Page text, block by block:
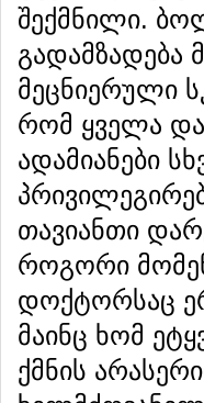
შექმნილი.
გადამზადება
მეცნიერული
რომ ყველა
ადამიანები
თავიანთი
როგორი
დოქტორსაც
მაინც ხომ
ქმნის